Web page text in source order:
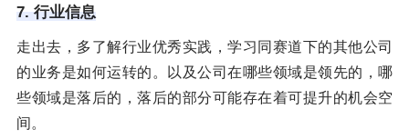
7. 行业信息
走出去，多了解行业优秀实践，学习同赛道下的其他公司
的业务是如何运转的。以及公司在哪些领域是领先的，哪
些领域是落后的，落后的部分可能存在着可提升的机会空
间。